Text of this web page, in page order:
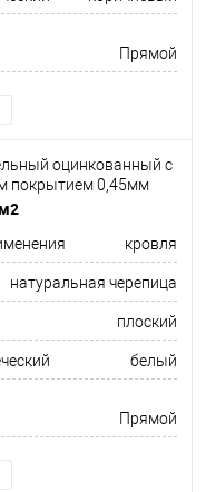
Прямой
оцинкованный c
покрытием 0,45мм
кровля
натуральная черепица
плоский
белый
Прямой